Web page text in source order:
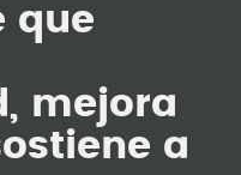
que
mejora
a